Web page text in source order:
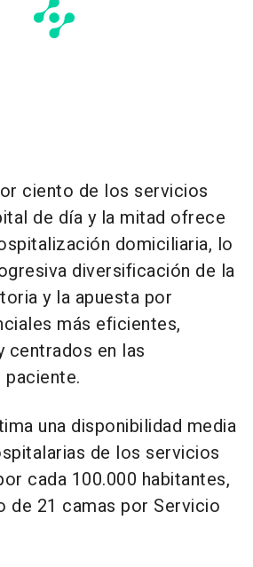
ciento de los servicios
de día y la mitad ofrece
domiciliaria, lo
diversificación de la
y la apuesta por
más eficientes,
centrados en las
una disponibilidad media
de los servicios
cada 100.000 habitantes,
de 21 camas por Servicio